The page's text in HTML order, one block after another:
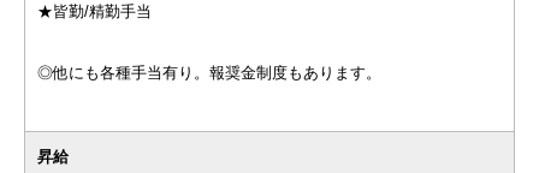
★皆勤/精勤手当
◎他にも各種手当有り。報奨金制度もあります。
昇給